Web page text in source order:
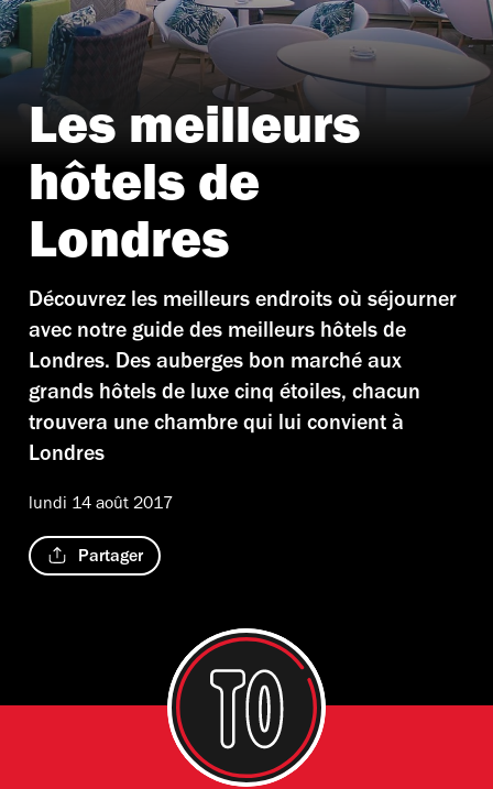
Les meilleurs
hôtels de
Londres
Découvrez les meilleurs endroits où séjourner
avec notre guide des meilleurs hôtels de
Londres. Des auberges bon marché aux
grands hôtels de luxe cinq étoiles, chacun
trouvera une chambre qui lui convient à
Londres
lundi 14 août 2017
Partager